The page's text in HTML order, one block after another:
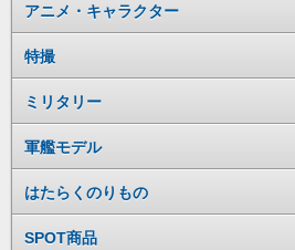
アニメ・キャラクター
特撮
ミリタリー
軍艦モデル
はたらくのりもの
SPOT商品